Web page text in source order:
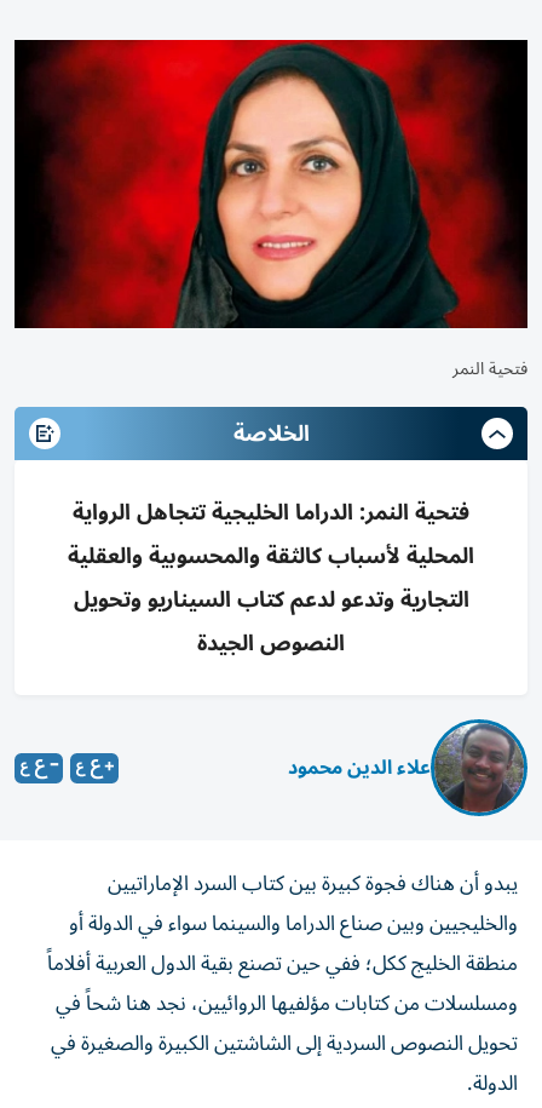
فتحية النمر
الخلاصة
فتحية النمر: الدراما الخليجية تتجاهل الرواية
المحلية لأسباب كالثقة والمحسوبية والعقلية
التجارية وتدعو لدعم كتاب السيناريو وتحويل
النصوص الجيدة
علاء الدين محمود
يبدو أن هناك فجوة كبيرة بين كتاب السرد الإماراتيين
والخليجيين وبين صناع الدراما والسينما سواء في الدولة أو
منطقة الخليج ككل؛ ففي حين تصنع بقية الدول العربية أفلاماً
ومسلسلات من كتابات مؤلفيها الروائيين، نجد هنا شحاً في
تحويل النصوص السردية إلى الشاشتين الكبيرة والصغيرة في
الدولة.